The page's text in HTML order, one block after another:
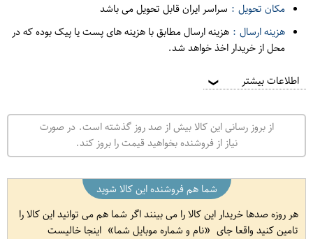
مکان تحویل : سراسر ایران قابل تحویل می باشد
هزینه ارسال : هزینه ارسال مطابق با هزینه های پست یا پیک بوده که در
محل از خریدار اخذ خواهد شد.
اطلاعات بیشتر ❯
از بروز رسانی این کالا بیش از صد روز گذشته است. در صورت
نیاز از فروشنده بخواهید قیمت را بروز کند.
شما هم فروشنده این کالا شوید
هر روزه صدها خریدار این کالا را می بینند اگر شما هم می توانید این کالا را
تامین کنید واقعا جای
نام و شماره موبایل شما اینجا خالیست